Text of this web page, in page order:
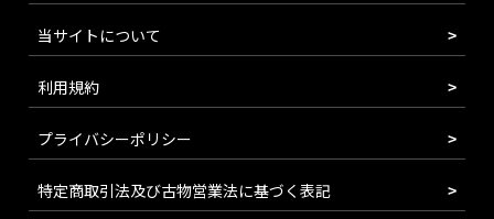
当サイトについて
利用規約
プライバシーポリシー
特定商取引法及び古物営業法に基づく表記